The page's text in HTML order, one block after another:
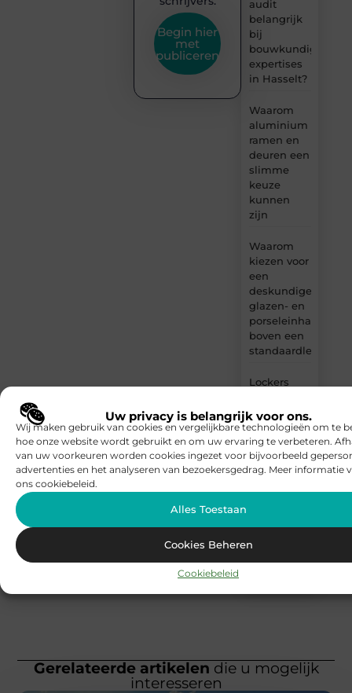
Uw privacy is belangrijk voor ons.
Wij maken gebruik van cookies en vergelijkbare technologieën om te
hoe onze website wordt gebruikt en om uw ervaring te verbeteren.
van uw voorkeuren worden cookies ingezet voor bijvoorbeeld
advertenties en het analyseren van bezoekersgedrag. Meer informatie
ons cookiebeleid.
Alles Toestaan
Cookies Beheren
Cookiebeleid
audit
belangrijk
bij
bouwkundige
expertises
in Hasselt?
Waarom
aluminium
ramen en
deuren een
slimme
keuze
kunnen
zijn
Waarom
kiezen voor
een
deskundige
glazen- en
porseleinhandelaar
boven een
Lockers
vaste
waarde
voor
vakantiegangers
en-
Begin hier
met
publiceren
Gerelateerde artikelen die u mogelijk
interesseren